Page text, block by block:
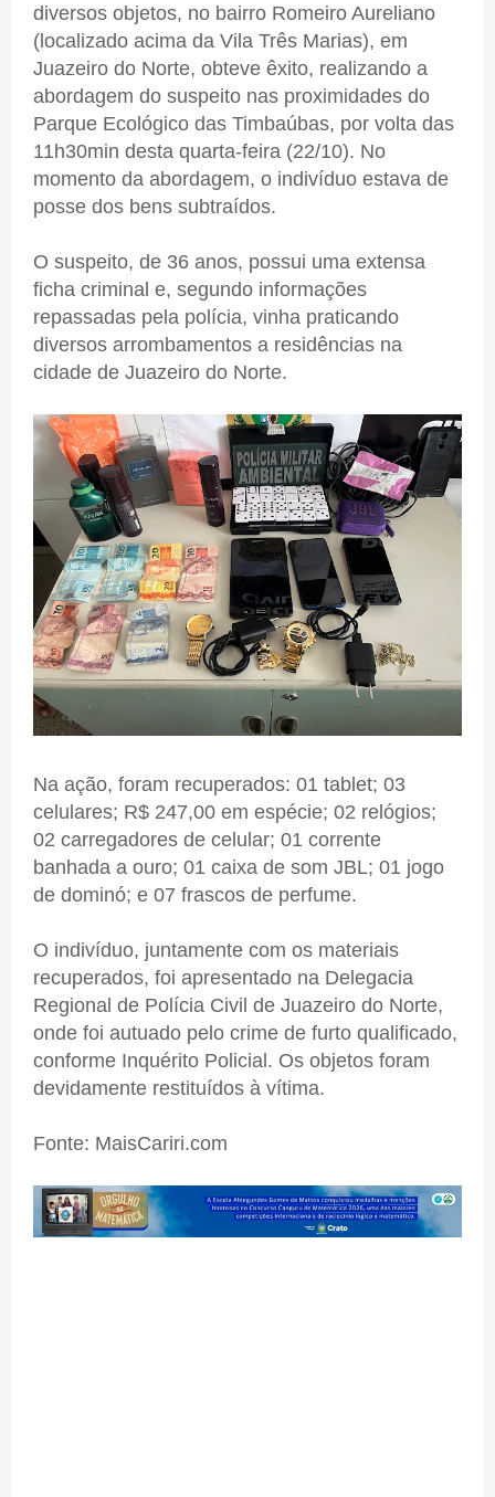
diversos objetos, no bairro Romeiro Aureliano
(localizado acima da Vila Três Marias), em
Juazeiro do Norte, obteve êxito, realizando a
abordagem do suspeito nas proximidades do
Parque Ecológico das Timbaúbas, por volta das
11h30min desta quarta-feira (22/10). No
momento da abordagem, o indivíduo estava de
posse dos bens subtraídos.
O suspeito, de 36 anos, possui uma extensa
ficha criminal e, segundo informações
repassadas pela polícia, vinha praticando
diversos arrombamentos a residências na
cidade de Juazeiro do Norte.
Na ação, foram recuperados: 01 tablet; 03
celulares; R$ 247,00 em espécie; 02 relógios;
02 carregadores de celular; 01 corrente
banhada a ouro; 01 caixa de som JBL; 01 jogo
de dominó; e 07 frascos de perfume.
O indivíduo, juntamente com os materiais
recuperados, foi apresentado na Delegacia
Regional de Polícia Civil de Juazeiro do Norte,
onde foi autuado pelo crime de furto qualificado,
conforme Inquérito Policial. Os objetos foram
devidamente restituídos à vítima.
Fonte: MaisCariri.com